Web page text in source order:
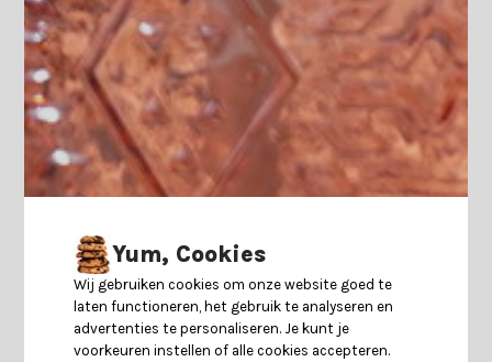
Yum, Cookies
Wij gebruiken cookies om onze website goed te
laten functioneren, het gebruik te analyseren en
advertenties te personaliseren. Je kunt je
voorkeuren instellen of alle cookies accepteren.